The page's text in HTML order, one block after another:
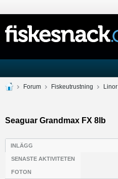
Forum Fiskeutrustning Linor
Seaguar Grandmax FX 8lb
INLÄGG
SENASTE AKTIVITETEN
FOTON